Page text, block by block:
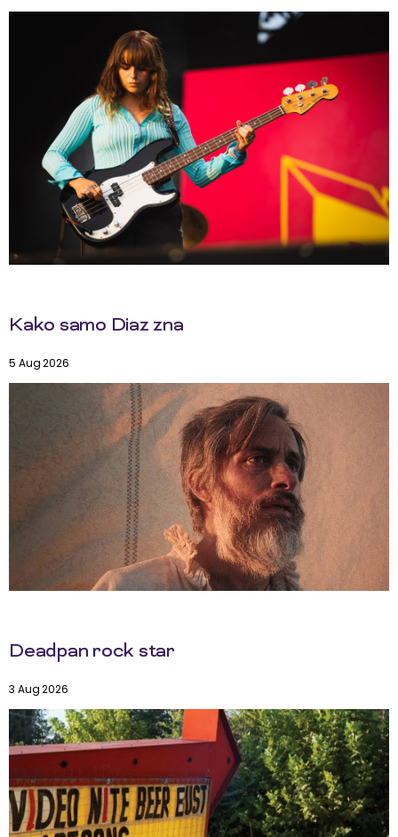
Kako samo Diaz zna
5 Aug 2026
Deadpan rock star
3 Aug 2026